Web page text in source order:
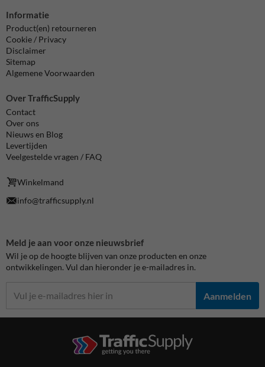
Informatie
Product(en) retourneren
Cookie / Privacy
Disclaimer
Sitemap
Algemene Voorwaarden
Over TrafficSupply
Contact
Over ons
Nieuws en Blog
Levertijden
Veelgestelde vragen / FAQ
Winkelmand
info@trafficsupply.nl
Meld je aan voor onze nieuwsbrief
Wil je op de hoogte blijven van onze producten en onze
ontwikkelingen. Vul dan hieronder je e-mailadres in.
Aanmelden